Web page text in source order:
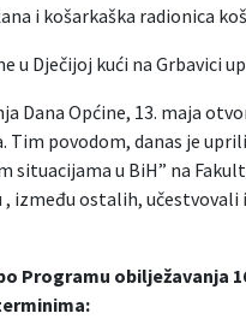
i košarkaška radionica
u Dječijoj kući na Grbavici
Dana Općine, 13. maja
Tim povodom, danas je
situacijama u BiH” na
, između ostalih,
Programu obilježavanja